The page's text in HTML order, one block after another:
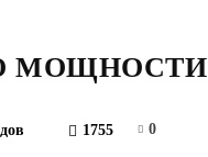
МОЩНОСТИ
1755 0